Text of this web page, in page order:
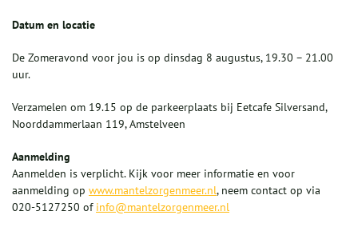
Datum en locatie
De Zomeravond voor jou is op dinsdag 8 augustus, 19.30 – 21.00
uur.
Verzamelen om 19.15 op de parkeerplaats bij Eetcafe Silversand,
Noorddammerlaan 119, Amstelveen
Aanmelding
Aanmelden is verplicht. Kijk voor meer informatie en voor
aanmelding op www.mantelzorgenmeer.nl, neem contact op via
020-5127250 of info@mantelzorgenmeer.nl